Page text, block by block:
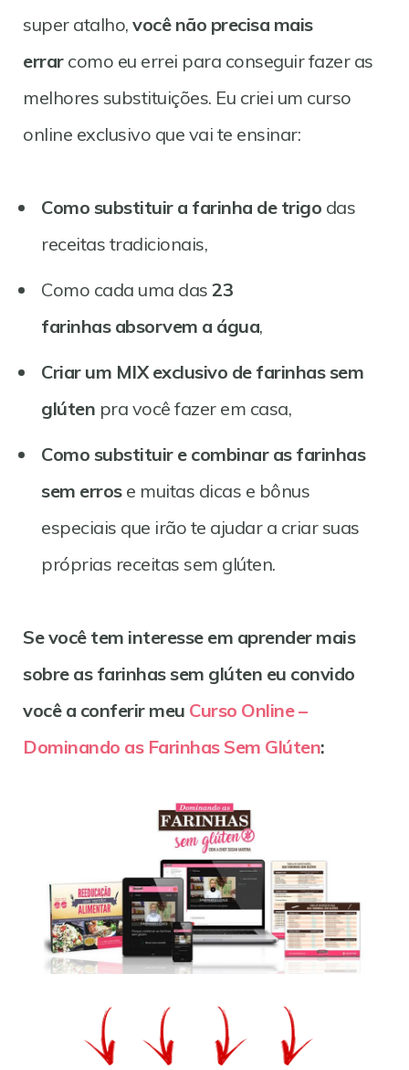
super atalho, você não precisa mais
errar como eu errei para conseguir fazer as
melhores substituições. Eu criei um curso
online exclusivo que vai te ensinar:
Como substituir a farinha de trigo das
receitas tradicionais,
Como cada uma das 23
farinhas absorvem a água,
Criar um MIX exclusivo de farinhas sem
glúten pra você fazer em casa,
Como substituir e combinar as farinhas
sem errose muitas dicas e bônus
especiais que irão te ajudar a criar suas
próprias receitas sem glúten.
Se você tem interesse em aprender mais
sobre as farinhas sem glúten eu convido
você a conferir meu Curso Online –
Dominando as Farinhas Sem Glúten: